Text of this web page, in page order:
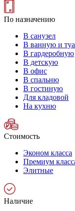
По назначению
В санузел
В ванную и
В гардеробную
В детскую
В офис
В спальню
В гостиную
Для кладовой
На кухню
Стоимость
Эконом класса
Премиум
Элитные
Наличие